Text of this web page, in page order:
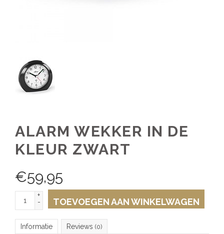
ALARM WEKKER IN DE
KLEUR ZWART
€59,95
+
-
TOEVOEGEN AAN WINKELWAGEN
Informatie Reviews (0)